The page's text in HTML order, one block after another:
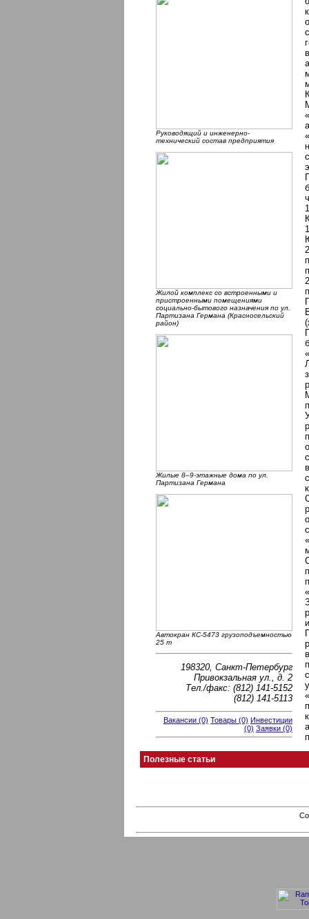
Руководящий и инженерно-
технический состав предприятия
Жилой комплекс со встроенными и
пристроенными помещениями
социально-бытового назначения по ул.
Партизана Германа (Красносельский
район)
Жилые 8–9-этажные дома по ул.
Партизана Германа
Автокран КС-5473 грузоподъемностью
25 т
198320, Санкт-Петербург
Привокзальная ул., д. 2
Тел./факс: (812) 141-5152
(812) 141-5113
Вакансии (0) Товары (0) Инвестиции
(0) Заявки (0)
Полезные статьи